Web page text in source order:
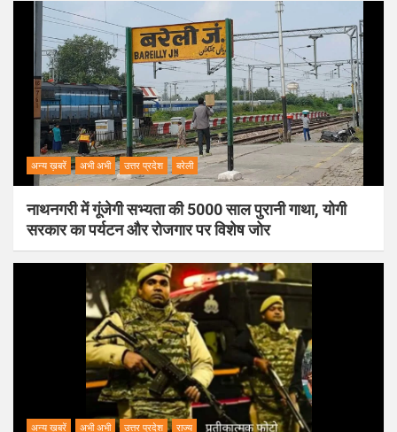
अन्य ख़बरें अभी अभी उत्तर प्रदेश बरेली
नाथनगरी में गूंजेगी सभ्यता की 5000 साल पुरानी गाथा, योगी
सरकार का पर्यटन और रोजगार पर विशेष जोर
अन्य ख़बरें अभी अभी उत्तर प्रदेश राज्य